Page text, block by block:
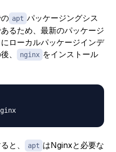
apt パッケージングシス
るため、最新のパッケージ
ローカルパッケージインデ
、
nginx をインストール
と、 apt はNginxと必要な